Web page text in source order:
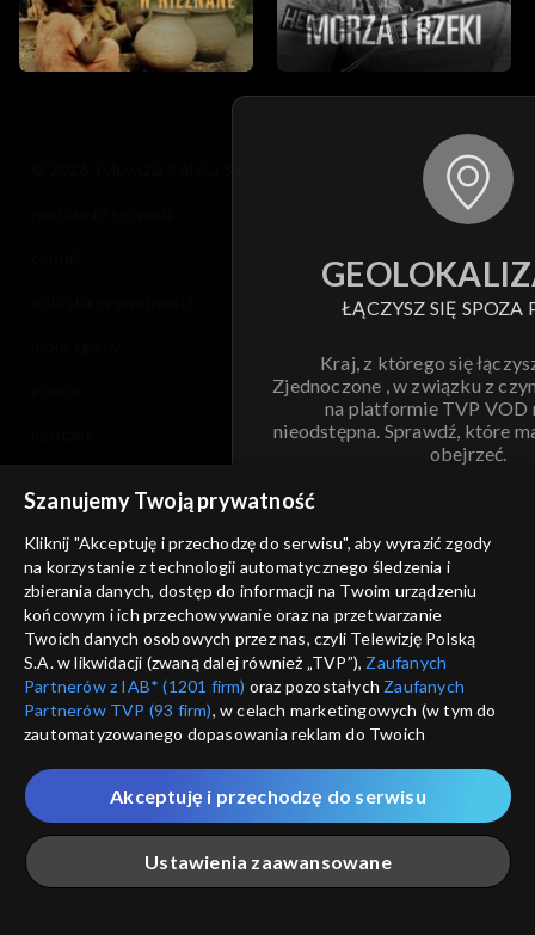
ŁĄCZYSZ SIĘ SPOZA
Kraj, z którego się
Zjednoczone , w związku z
na platformie TVP VOD
nieodstępna. Sprawdź, które
obejrzeć.
ANULUJ
informacje o dostawcy usług
Szanujemy Twoją prywatność
Kliknij "Akceptuję i przechodzę do serwisu", aby wyrazić zgody
na korzystanie z technologii automatycznego śledzenia i
zbierania danych, dostęp do informacji na Twoim urządzeniu
końcowym i ich przechowywanie oraz na przetwarzanie
Twoich danych osobowych przez nas, czyli Telewizję Polską
S.A. w likwidacji (zwaną dalej również „TVP”), Zaufanych
Partnerów z IAB* (1201 firm) oraz pozostałych Zaufanych
Partnerów TVP (93 firm), w celach marketingowych (w tym do
zautomatyzowanego dopasowania reklam do Twoich
które wskazujemy poniżej, a także zgody na udostępnianie
przez nas identyfikatora PPID do Google.
Twoje dane osobowe zbierane podczas odwiedzania przez
Ciebie naszych
poszczególnych serwisówzwanych dalej
„Portalem”, w tym informacje zapisywane za pomocą
Ustawienia zaawansowane
Akceptuję i przechodzę do serwisu